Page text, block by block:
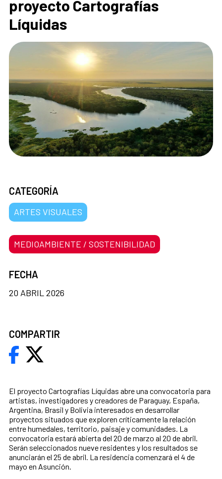
proyecto Cartografías
Líquidas
El proyecto Cartografías Líquidas abre una convocatoria para
artistas, investigadores y creadores de Paraguay, España,
Argentina, Brasil y Bolivia interesados en desarrollar
proyectos situados que exploren críticamente la relación
entre humedales, territorio, paisaje y comunidades. La
convocatoria estará abierta del 20 de marzo al 20 de abril.
Serán seleccionados nueve residentes y los resultados se
anunciarán el 25 de abril. La residencia comenzará el 4 de
mayo en Asunción.
CATEGORÍA
ARTES VISUALES
MEDIOAMBIENTE / SOSTENIBILIDAD
FECHA
20 ABRIL 2026
COMPARTIR